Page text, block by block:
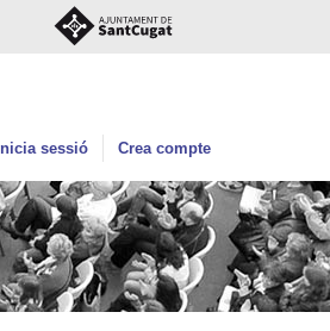
Inicia sessió Crea compte